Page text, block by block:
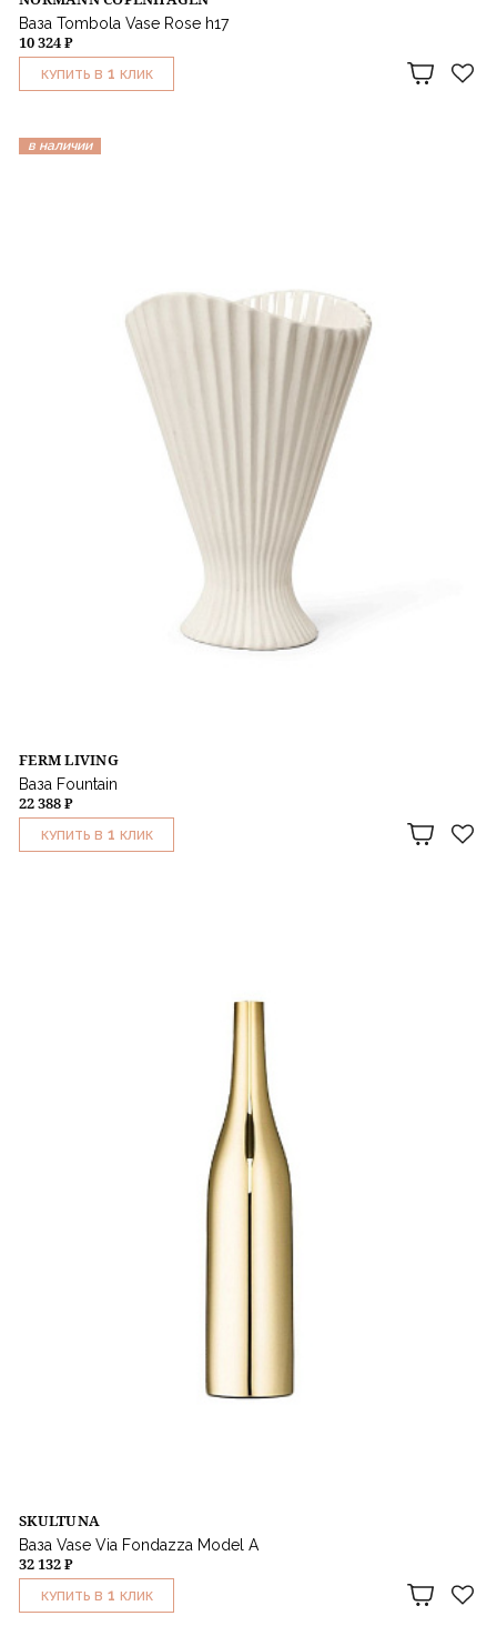
Ваза Tombola Vase Rose h17
10 324 ₽
КУПИТЬ В 1 КЛИК
в наличии
FERM LIVING
Ваза Fountain
22 388 ₽
КУПИТЬ В 1 КЛИК
SKULTUNA
Ваза Vase Via Fondazza Model A
32 132 ₽
КУПИТЬ В 1 КЛИК